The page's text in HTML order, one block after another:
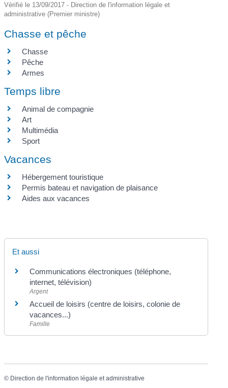
Vérifié le 13/09/2017 - Direction de l'information légale et
administrative (Premier ministre)
Chasse et pêche
Chasse
Pêche
Armes
Temps libre
Animal de compagnie
Art
Multimédia
Sport
Vacances
Hébergement touristique
Permis bateau et navigation de plaisance
Aides aux vacances
Et aussi
Communications électroniques (téléphone,
internet, télévision)
Argent
Accueil de loisirs (centre de loisirs, colonie de
vacances...)
Famille
© Direction de l'information légale et administrative